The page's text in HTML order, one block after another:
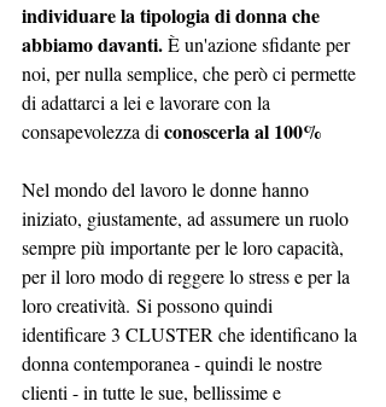
individuare la tipologia di donna che
abbiamo davanti. È un'azione sfidante per
noi, per nulla semplice, che però ci permette
di adattarci a lei e lavorare con la
consapevolezza di conoscerla al 100%
Nel mondo del lavoro le donne hanno
iniziato, giustamente, ad assumere un ruolo
sempre più importante per le loro capacità,
per il loro modo di reggere lo stress e per la
loro creatività. Si possono quindi
identificare 3 CLUSTER che identificano la
donna contemporanea - quindi le nostre
clienti - in tutte le sue, bellissime e